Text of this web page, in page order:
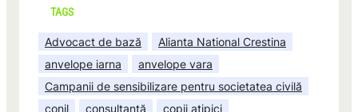
TAGS
Advocact de bază
Alianta National Crestina
anvelope iarna
anvelope vara
Campanii de sensibilizare pentru societatea civilă
conil
consultanță
copii atipici